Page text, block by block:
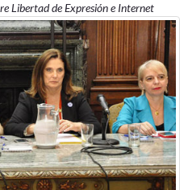
Libertad de Expresión e Internet